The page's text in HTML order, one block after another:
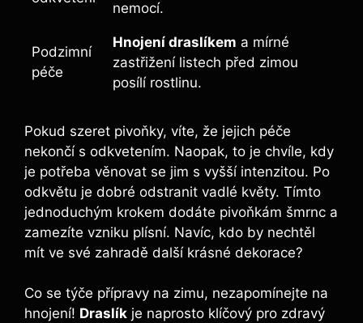
nemocí.
Podzimní
péče
Hnojení draslíkem a mírné
zastřižení listech před zimou
posílí rostlinu.
Pokud ​szeret pivoňky, víte, že jejich péče
nekončí ⁤s ⁣odkvetením. Naopak, to je chvíle, kdy
je potřeba věnovat se jim s ⁣vyšší intenzitou. Po
odkvětu‌ je dobré odstranit vadlé květy. Tímto⁤
jednoduchým krokem dodáte pivoňkám šmrnc ​a
zamezíte⁣ vzniku plísní. Navíc, kdo by nechtěl
mít ve své zahradě další krásné dekorace?
Co se týče přípravy​ na zimu, nezapomínejte na
⁤hnojení! Draslík je naprosto klíčový pro zdravý